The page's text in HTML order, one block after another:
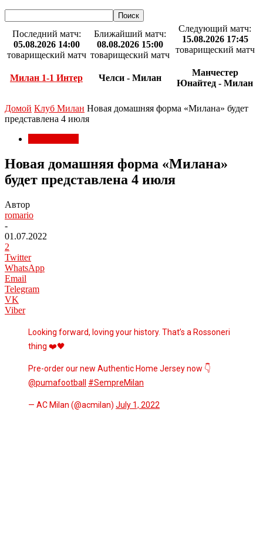
Последний матч:
05.08.2026 14:00
товарищеский матч
Милан 1-1 Интер
Ближайший матч:
08.08.2026 15:00
товарищеский матч
Челси - Милан
Следующий матч:
15.08.2026 17:45
товарищеский матч
Манчестер
Юнайтед - Милан
Домой Клуб Милан Новая домашняя форма «Милана» будет
представлена 4 июля
Новая домашняя форма «Милана»
будет представлена 4 июля
Автор
romario
-
01.07.2022
2
Twitter
WhatsApp
Email
Telegram
VK
Viber
Looking forward, loving your history. That’s a Rossoneri
thing ❤️🖤
Pre-order our new Authentic Home Jersey now 👇
@pumafootball
#SempreMilan
— AC Milan (@acmilan) July 1, 2022